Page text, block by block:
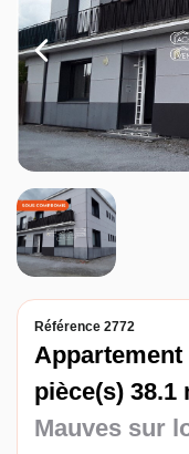
Faire gérer
Estimer
Entreprise
Nos agences
Référence 2772
Appartement
pièce(s) 38.1
Mauves sur